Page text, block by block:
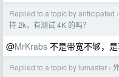
Replied to a topic by anticipated ›
持 2k，有测试 4K 的吗？
@MrKrabs 不是带宽不够，
Replied to a topic by lumaster ›